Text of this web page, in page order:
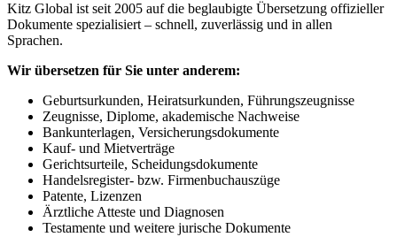
Kitz Global ist seit 2005 auf die beglaubigte Übersetzung offizieller
Dokumente spezialisiert – schnell, zuverlässig und in allen
Sprachen.
Wir übersetzen für Sie unter anderem:
Geburtsurkunden, Heiratsurkunden, Führungszeugnisse
Zeugnisse, Diplome, akademische Nachweise
Bankunterlagen, Versicherungsdokumente
Kauf- und Mietverträge
Gerichtsurteile, Scheidungsdokumente
Handelsregister- bzw. Firmenbuchauszüge
Patente, Lizenzen
Ärztliche Atteste und Diagnosen
Testamente und weitere jurische Dokumente